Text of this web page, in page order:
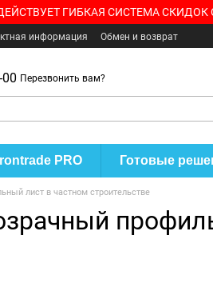
ГИБКАЯ СИСТЕМА СКИДОК
информация
Обмен и возврат
Перезвонить вам?
PRO Готовые
лист в частном строительстве